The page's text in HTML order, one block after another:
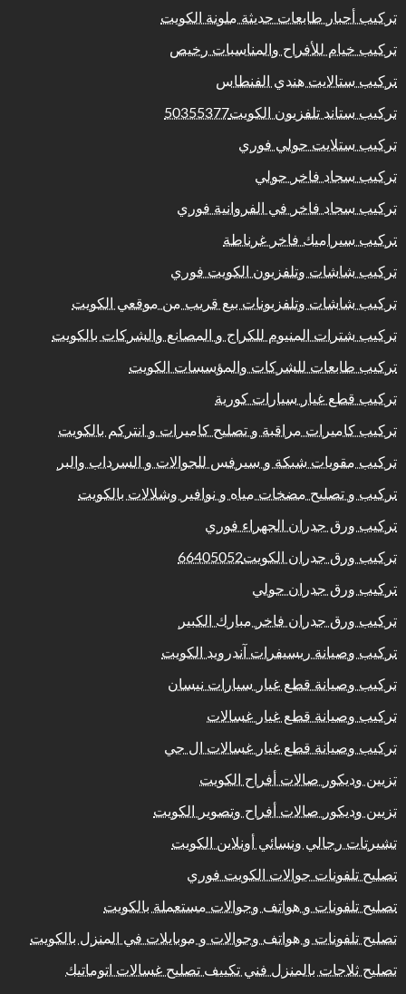
تركيب أحبار طابعات حديثة ملونة الكويت
تركيب خيام للأفراح والمناسبات رخيص
تركيب ستالايت هندي الفنطاس
تركيب ستاند تلفزيون الكويت50355377
تركيب ستلايت حولي فوري
تركيب سجاد فاخر حولي
تركيب سجاد فاخر في الفروانية فوري
تركيب سيراميك فاخر غرناطة
تركيب شاشات وتلفزيون الكويت فوري
تركيب شاشات وتلفزيونات بيع قريب من موقعي الكويت
تركيب شترات المنيوم للكراج و المصانع والشركات بالكويت
تركيب طابعات للشركات والمؤسسات الكويت
تركيب قطع غيار سيارات كورية
تركيب كاميرات مراقبة و تصليح كاميرات و انتركم بالكويت
تركيب مقويات شبكة و سيرفس للجوالات و السرداب والبر
تركيب و تصليح مضخات مياه و نوافير وشلالات بالكويت
تركيب ورق جدران الجهراء فوري
تركيب ورق جدران الكويت66405052
تركيب ورق جدران حولي
تركيب ورق جدران فاخر مبارك الكبير
تركيب وصيانة ريسيفرات آندرويد الكويت
تركيب وصيانة قطع غيار سيارات نيسان
تركيب وصيانة قطع غيار غسالات
تركيب وصيانة قطع غيار غسالات ال جي
تزيين وديكور صالات أفراح الكويت
تزيين وديكور صالات أفراح وتصوير الكويت
تشيرتات رجالي ونسائي أونلاين الكويت
تصليح تلفونات جوالات الكويت فوري
تصليح تلفونات و هواتف وجوالات مستعملة بالكويت
تصليح تلفونات و هواتف وجوالات و موبايلات في المنزل بالكويت
تصليح ثلاجات بالمنزل فني تكييف تصليح غسالات اتوماتيك